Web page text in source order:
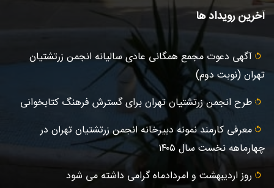
آخرین رویداد ها
آگهى دعوت مجمع همگانی عادى ساليانه انجمن زرتشتيان
تهران (نوبت دوم)
طرح انجمن زرتشتیان تهران برای گسترش فرهنگ کتابخوانی
معرفی کارمند نمونه دبیرخانه انجمن زرتشتیان تهران در
چهارماهه نخست سال ۱۴۰۵
روز اردیبهشت و امردادماه گرامی داشته می شود